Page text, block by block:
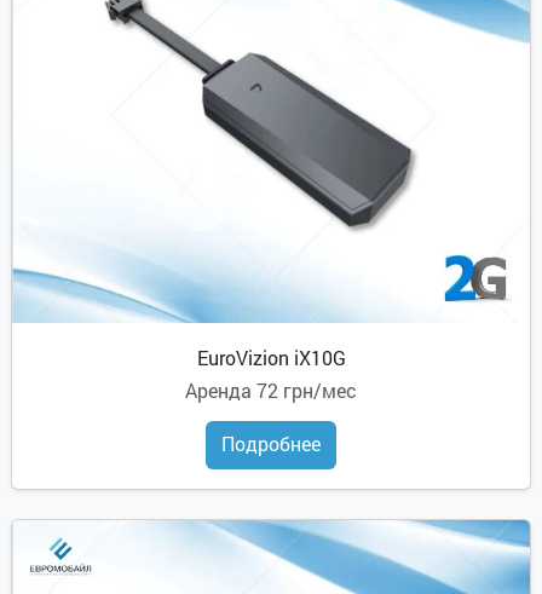
EuroVizion iX10G
Аренда 72 грн/мес
Подробнее